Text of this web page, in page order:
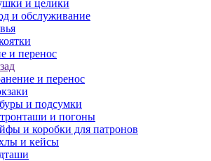
и целики
и обслуживание
и перенос
и перенос
и подсумки
и погоны
и коробки для патронов
и кейсы